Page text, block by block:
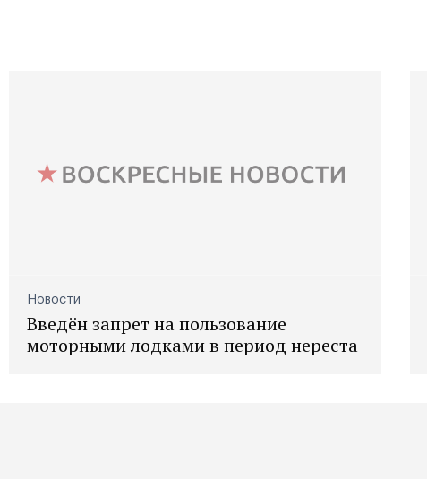
Новости
Введён запрет на пользование
моторными лодками в период нереста